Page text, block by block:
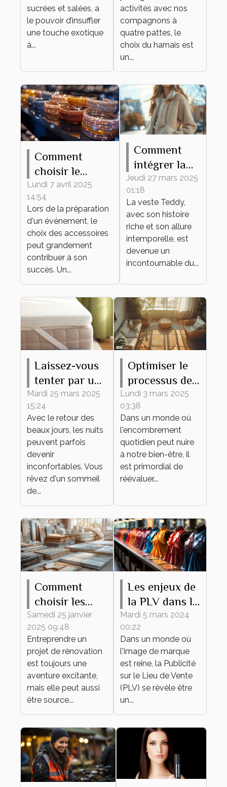
sucrées et salées, a
le pouvoir d’insuffler
une touche exotique
à...
activités
canines
activités avec nos
compagnons à
quatre pattes, le
choix du harnais est
un...
Comment
choisir le
bracelet
personnalisable
parfait pour
votre
événement
Lundi 7 avril 2025
14:54
Lors de la préparation
d'un événement, le
choix des accessoires
peut grandement
contribuer à son
succès. Un...
Comment
intégrer la
veste Teddy
dans des
tenues
quotidiennes
Jeudi 27 mars 2025
01:18
La veste Teddy,
avec son histoire
riche et son allure
intemporelle, est
devenue un
incontournable du...
Laissez-vous
tenter par un
surmatelas en
laine mérinos,
même en été !
Mardi 25 mars 2025
15:24
Avec le retour des
beaux jours, les nuits
peuvent parfois
devenir
inconfortables. Vous
rêvez d'un sommeil
de...
Optimiser le
processus de
débarras pour
un espace
épuré et
fonctionnel
Lundi 3 mars 2025
03:38
Dans un monde où
l'encombrement
quotidien peut nuire
à notre bien-être, il
est primordial de
réévaluer...
Comment
choisir les
meilleurs
matériaux
pour votre
projet de
rénovation
Samedi 25 janvier
2025 09:48
Entreprendre un
projet de rénovation
est toujours une
aventure excitante,
mais elle peut aussi
être source...
Les enjeux de
la PLV dans le
secteur de la
mode
Mardi 5 mars 2024
00:22
Dans un monde où
l'image de marque
est reine, la Publicité
sur le Lieu de Vente
(PLV) se révèle être
un...